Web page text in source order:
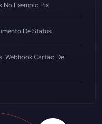
No Exemplo Pix
De Status
Webhook Cartão De